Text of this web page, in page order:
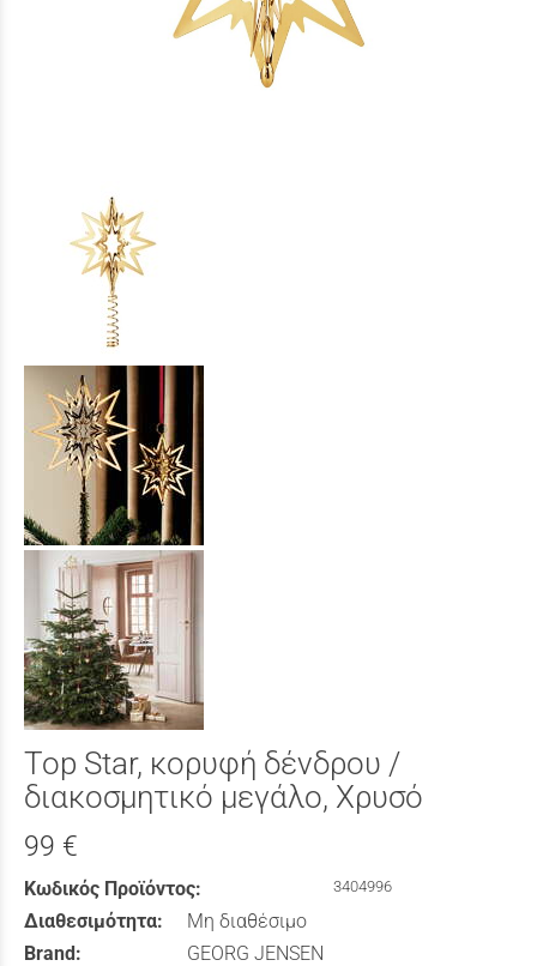
Top Star, κορυφή δένδρου /
διακοσμητικό μεγάλο, Χρυσό
99 €
Κωδικός Προϊόντος: 3404996
Διαθεσιμότητα:
Μη διαθέσιμο
Brand:
GEORG JENSEN